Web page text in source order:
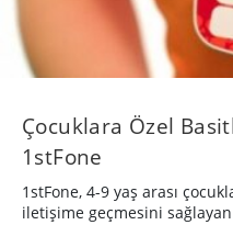
Çocuklara Özel
1stFone
1stFone, 4-9 yaş arası
iletişime geçmesini